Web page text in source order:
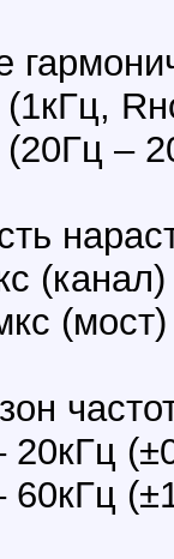
–
(канал)
(мост)
20кГц
60кГц